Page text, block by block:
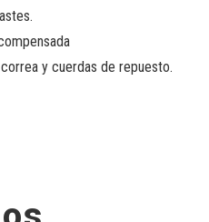
y cuerdas de repuesto.